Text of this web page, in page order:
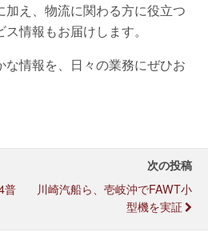
加え、物流に関わる方に役立つ
情報もお届けします。
な情報を、日々の業務にぜひお
普
次の投稿
川崎汽船ら、壱岐沖でFAWT小
型機を実証